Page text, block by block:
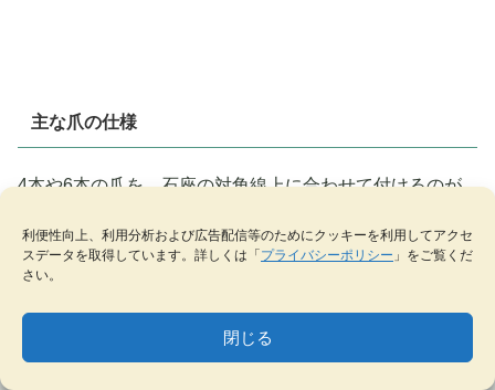
利便性向上、利用分析および広告配信等のためにクッキーを利用してアクセ
スデータを取得しています。詳しくは「 プライバシーポリシー 」をご覧くだ
さい。
閉じる
主な爪の仕様
4本や6本の爪を、石座の対角線上に合わせて付けるのが
です。
石座がしっかりしていれば、爪は最低2本（2箇所）あれ
ば、宝石を留める事ができます。